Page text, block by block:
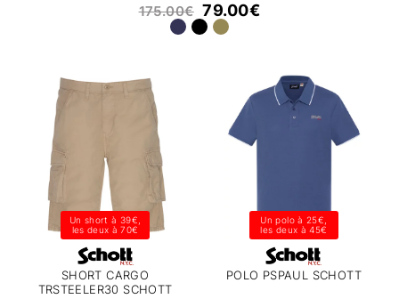
175.00€ 79.00€
Un short à 39€,
les deux à 70€
SHORT CARGO
TRSTEELER30 SCHOTT
Un polo à 25€,
les deux à 45€
POLO PSPAUL SCHOTT